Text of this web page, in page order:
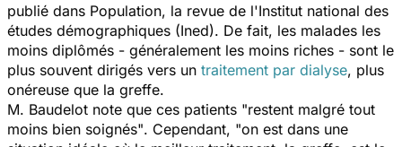
publié dans Population, la revue de l'Institut national des
études démographiques (Ined). De fait, les malades les
moins diplômés - généralement les moins riches - sont le
plus souvent dirigés vers un traitement par dialyse, plus
onéreuse que la greffe.
M. Baudelot note que ces patients "restent malgré tout
moins bien soignés". Cependant, "on est dans une